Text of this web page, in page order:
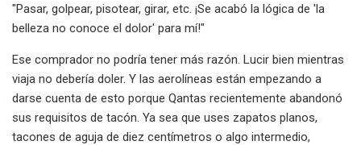
"Pasar, golpear, pisotear, girar, etc. ¡Se acabó la lógica de 'la
belleza no conoce el dolor' para mí!"
Ese comprador no podría tener más razón. Lucir bien mientras
viaja no debería doler. Y las aerolíneas están empezando a
darse cuenta de esto porque Qantas recientemente abandonó
sus requisitos de tacón. Ya sea que uses zapatos planos,
tacones de aguja de diez centímetros o algo intermedio,